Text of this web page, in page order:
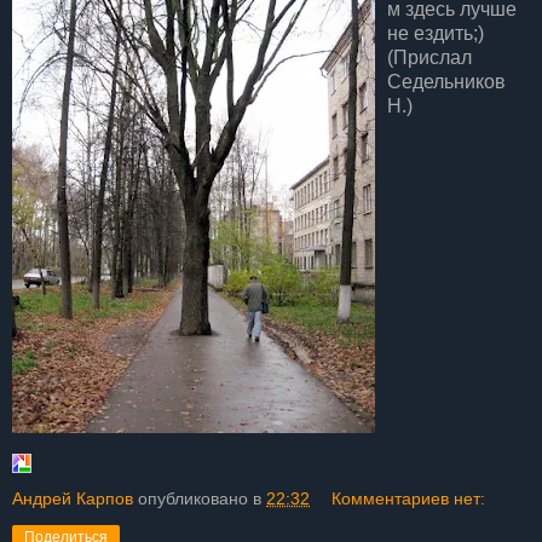
м здесь лучше
не ездить;)
(Прислал
Седельников
Н.)
Андрей Карпов опубликовано в 22:32 Комментариев нет:
Поделиться